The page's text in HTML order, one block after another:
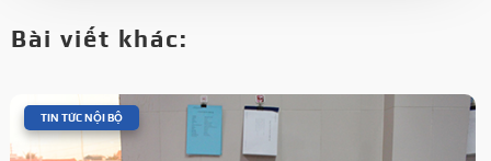
Bài viết khác:
TIN TỨC NỘI BỘ